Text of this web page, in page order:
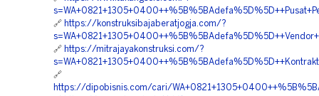
🔗 https://konstruksibajaberatjogja.com/?
🔗 https://mitrajayakonstruksi.com/?
🔗
https://dipobisnis.com/cari/